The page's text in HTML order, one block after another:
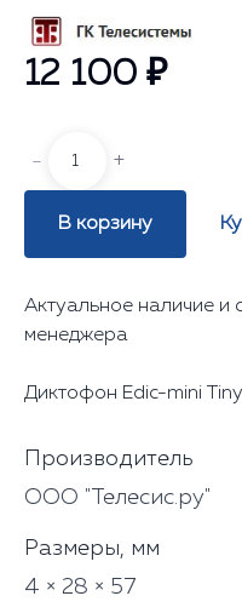
12 100 ₽
- +
В корзину
Актуальное наличие и
менеджера
Диктофон Edic-mini
Производитель
ООО "Телесис.ру"
Размеры, мм
4 × 28 × 57